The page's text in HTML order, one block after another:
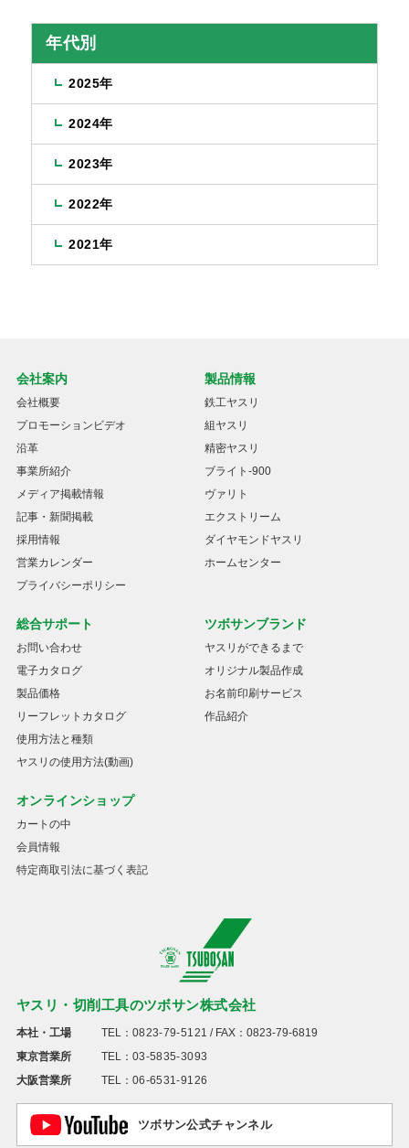
年代別
2025年
2024年
2023年
2022年
2021年
ヤスリ・切削工具のツボサン株式会社
本社・工場 TEL： 0823-79-5121 / FAX：0823-79-6819
東京営業所
TEL： 03-5835-3093
大阪営業所
TEL： 06-6531-9126
ツボサン公式チャンネル
会社案内
会社概要
プロモーションビデオ
沿革
事業所紹介
メディア掲載情報
記事・新聞掲載
採用情報
営業カレンダー
プライバシーポリシー
製品情報
鉄工ヤスリ
組ヤスリ
精密ヤスリ
ブライト-900
ヴァリト
エクストリーム
ダイヤモンドヤスリ
ホームセンター
総合サポート
お問い合わせ
電子カタログ
製品価格
リーフレットカタログ
使用方法と種類
ヤスリの使用方法(動画)
ツボサンブランド
ヤスリができるまで
オリジナル製品作成
お名前印刷サービス
作品紹介
オンラインショップ
カートの中
会員情報
特定商取引法に基づく表記